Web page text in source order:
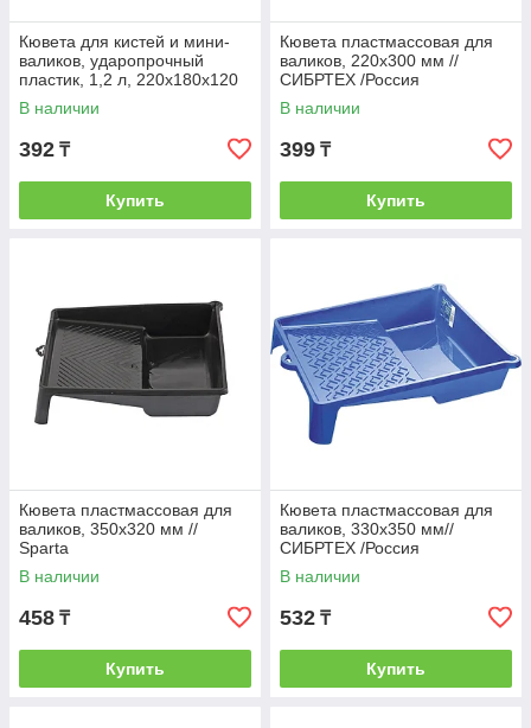
Кювета для кистей и мини-
валиков, ударопрочный
пластик, 1,2 л, 220х180х120
мм // MATRIX
В наличии
392 ₸
Купить
Кювета пластмассовая для
валиков, 220х300 мм //
СИБРТЕХ /Россия
В наличии
399 ₸
Купить
Кювета пластмассовая для
валиков, 350х320 мм //
Sparta
В наличии
458 ₸
Купить
Кювета пластмассовая для
валиков, 330х350 мм//
СИБРТЕХ /Россия
В наличии
532 ₸
Купить